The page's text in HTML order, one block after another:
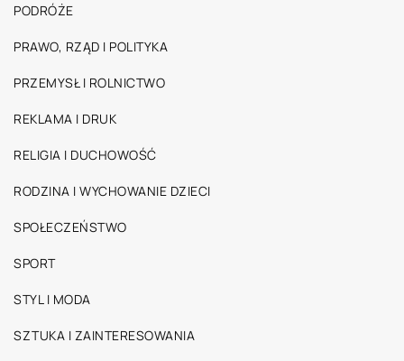
PODRÓŻE
PRAWO, RZĄD I POLITYKA
PRZEMYSŁ I ROLNICTWO
REKLAMA I DRUK
RELIGIA I DUCHOWOŚĆ
RODZINA I WYCHOWANIE DZIECI
SPOŁECZEŃSTWO
SPORT
STYL I MODA
SZTUKA I ZAINTERESOWANIA